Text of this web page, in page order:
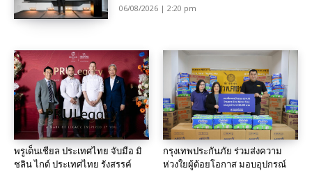
06/08/2026 | 2:20 pm
พรูเด็นเชียล ประเทศไทย จับมือ มิ
ชลิน ไกด์ ประเทศไทย รังสรรค์
กรุงเทพประกันภัย ร่วมส่งความ
ห่วงใยผู้ด้อยโอกาส มอบอุปกรณ์